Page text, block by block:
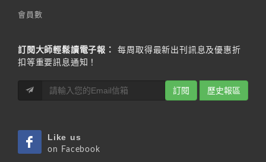
會員數
訂閱大師輕鬆讀電子報：
每周取得最新出刊訊息及優惠折
扣等重要訊息通知！
訂閱 歷史報區
Like us
on Facebook